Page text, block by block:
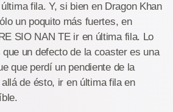
fila. Y, si bien en Dragon Khan
un poquito más fuertes, en
SIO NAN TE ir en última fila. Lo
un defecto de la coaster es una
que perdí un pendiente de la
de ésto, ir en última fila en